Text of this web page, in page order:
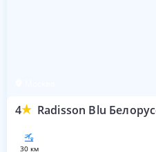
4 Radisson Blu
30 км